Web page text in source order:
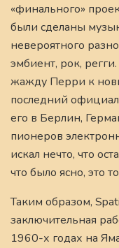
«финального»
были сделаны
невероятного
эмбиент, рок,
жажду Перри к
последний
его в Берлин,
пионеров
искал нечто, что
что было ясно, это
Таким образом,
заключительная
1960-х годах на